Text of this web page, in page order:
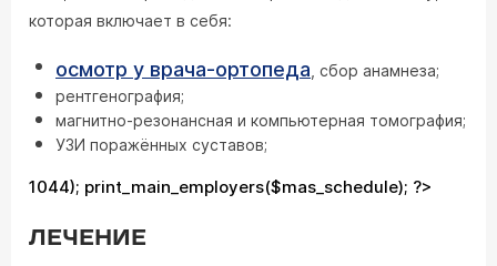
которая включает в себя:
осмотр у врача-ортопеда , сбор анамнеза;
рентгенография;
магнитно-резонансная и компьютерная томография;
УЗИ поражённых суставов;
1044); print_main_employers($mas_schedule); ?>
ЛЕЧЕНИЕ